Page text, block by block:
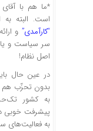
*ما هم با
است. البته
“کارآمدی” و
سر سیاست و یا
اصل نظام!
در عین حال
بدون تحزّب هم
به کشور
پیشرفت خوبی
به فعالیت‌های